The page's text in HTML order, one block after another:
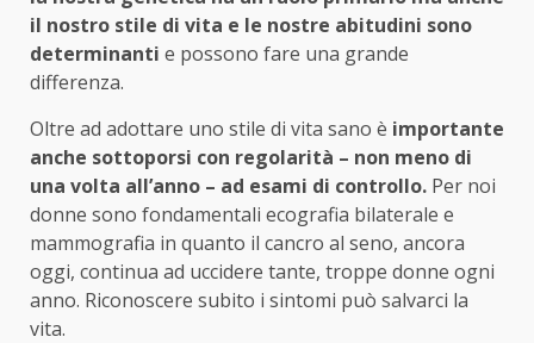
il nostro stile di vita e le nostre abitudini sono
determinanti e possono fare una grande
differenza.
Oltre ad adottare uno stile di vita sano è importante
anche sottoporsi con regolarità – non meno di
una volta all’anno – ad esami di controllo. Per noi
donne sono fondamentali ecografia bilaterale e
mammografia in quanto il cancro al seno, ancora
oggi, continua ad uccidere tante, troppe donne ogni
anno. Riconoscere subito i sintomi può salvarci la
vita.